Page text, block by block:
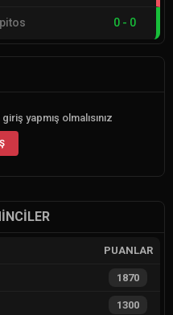
0 - 0
yapmış olmalısınız
PUANLAR
1870
1300